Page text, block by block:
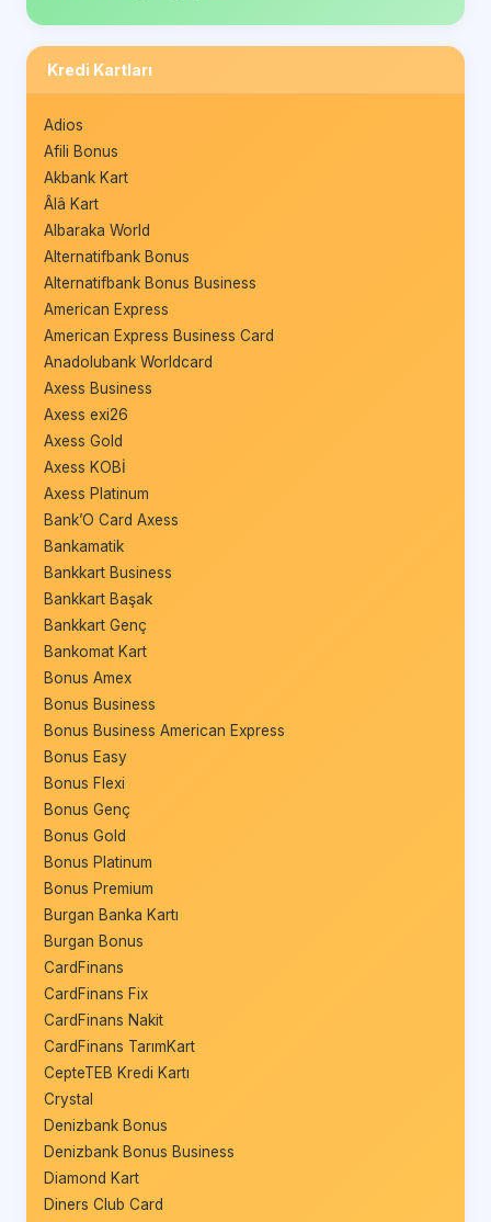
Kredi Kartları
Adios
Afili Bonus
Akbank Kart
Âlâ Kart
Albaraka World
Alternatifbank Bonus
Alternatifbank Bonus Business
American Express
American Express Business Card
Anadolubank Worldcard
Axess Business
Axess exi26
Axess Gold
Axess KOBİ
Axess Platinum
Bank’O Card Axess
Bankamatik
Bankkart Business
Bankkart Başak
Bankkart Genç
Bankomat Kart
Bonus Amex
Bonus Business
Bonus Business American Express
Bonus Easy
Bonus Flexi
Bonus Genç
Bonus Gold
Bonus Platinum
Bonus Premium
Burgan Banka Kartı
Burgan Bonus
CardFinans
CardFinans Fix
CardFinans Nakit
CardFinans TarımKart
CepteTEB Kredi Kartı
Crystal
Denizbank Bonus
Denizbank Bonus Business
Diamond Kart
Diners Club Card